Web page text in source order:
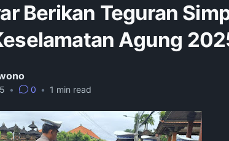
Berikan Teguran
Agung
• 0 • 1 min read